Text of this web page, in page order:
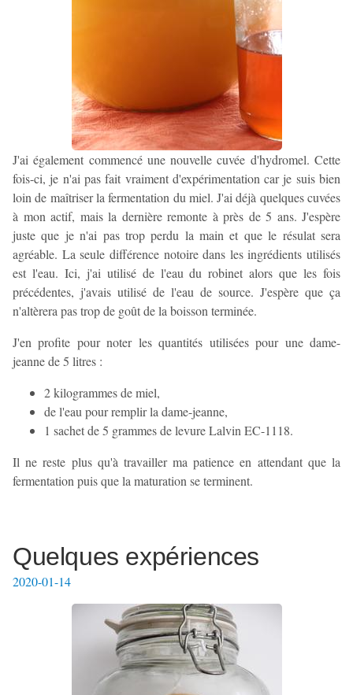
J'ai également commencé une nouvelle cuvée d'hydromel. Cette
fois-ci, je n'ai pas fait vraiment d'expérimentation car je suis bien
loin de maîtriser la fermentation du miel. J'ai déjà quelques cuvées
à mon actif, mais la dernière remonte à près de 5 ans. J'espère
juste que je n'ai pas trop perdu la main et que le résulat sera
agréable. La seule différence notoire dans les ingrédients utilisés
est l'eau. Ici, j'ai utilisé de l'eau du robinet alors que les fois
précédentes, j'avais utilisé de l'eau de source. J'espère que ça
n'altèrera pas trop de goût de la boisson terminée.
J'en profite pour noter les quantités utilisées pour une dame-
jeanne de 5 litres :
2 kilogrammes de miel,
de l'eau pour remplir la dame-jeanne,
1 sachet de 5 grammes de levure Lalvin EC-1118.
Il ne reste plus qu'à travailler ma patience en attendant que la
fermentation puis que la maturation se terminent.
Quelques expériences
2020-01-14